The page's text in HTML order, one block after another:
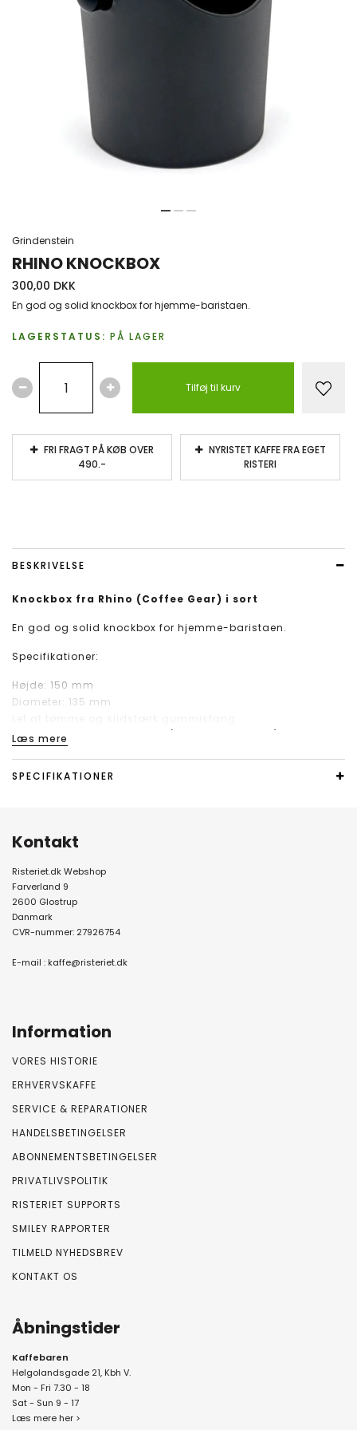
Grindenstein
RHINO KNOCKBOX
300,00 DKK
En god og solid knockbox for hjemme-baristaen.
LAGERSTATUS: PÅ LAGER
Tilføj til kurv
FRI FRAGT PÅ KØB OVER
490.-
NYRISTET KAFFE FRA EGET
RISTERI
BESKRIVELSE
Knockbox fra Rhino (Coffee Gear) i sort
En god og solid knockbox for hjemme-baristaen.
Specifikationer:
Højde: 150 mm
Diameter: 135 mm
Gummibund med fast greb (står godt på bord)
Læs mere
SPECIFIKATIONER
Kontakt
Risteriet.dk Webshop
Farverland 9
2600 Glostrup
Danmark
CVR-nummer: 27926754
E-mail : kaffe@risteriet.dk
Information
VORES HISTORIE
ERHVERVSKAFFE
SERVICE & REPARATIONER
HANDELSBETINGELSER
ABONNEMENTSBETINGELSER
PRIVATLIVSPOLITIK
RISTERIET SUPPORTS
SMILEY RAPPORTER
TILMELD NYHEDSBREV
KONTAKT OS
Åbningstider
Kaffebaren
Helgolandsgade 21, Kbh V.
Mon - Fri 7.30 - 18
Sat - Sun 9 - 17
Læs mere her >